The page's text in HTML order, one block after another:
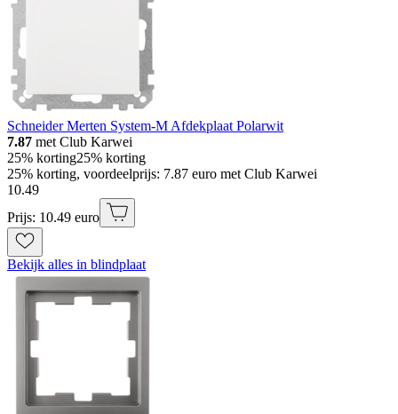
Schneider Merten System-M Afdekplaat Polarwit
7.87 met Club Karwei
25% korting25% korting
25% korting, voordeelprijs: 7.87 euro met Club Karwei
10.49
Prijs: 10.49 euro
Bekijk alles in blindplaat